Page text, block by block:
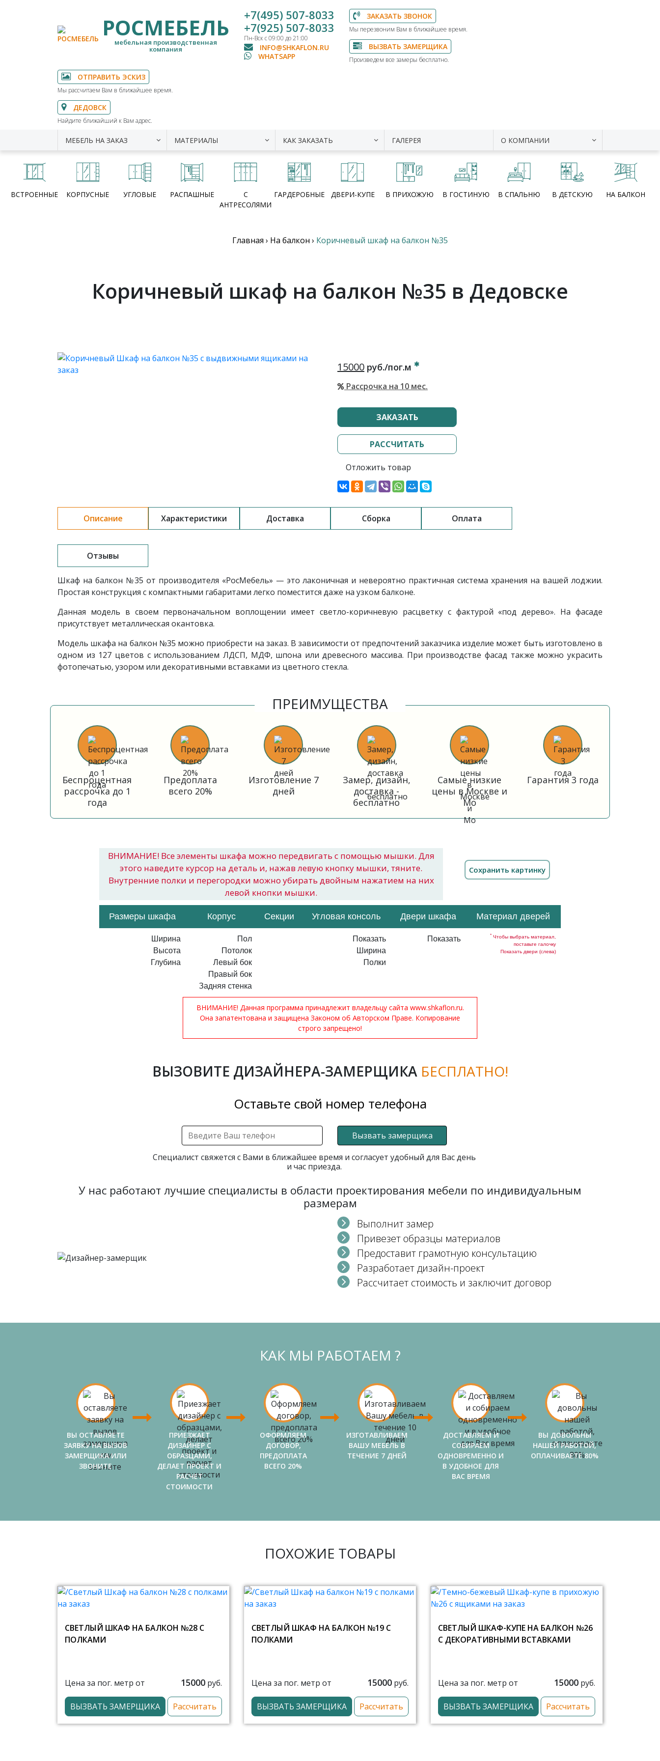
РОСМЕБЕЛЬ
мебельная производственная
компания
+7(495) 507-8033
+7(925) 507-8033
Пн-Вск с 09:00 до 21:00
INFO@SHKAFLON.RU
WHATSAPP
ЗАКАЗАТЬ ЗВОНОК
Мы перезвоним Вам в ближайшее время.
ВЫЗВАТЬ ЗАМЕРЩИКА
Произведем все замеры бесплатно.
ОТПРАВИТЬ ЭСКИЗ
Мы рассчитаем Вам в ближайшее время.
ДЕДОВСК
Найдите ближайший к Вам адрес.
МЕБЕЛЬ НА ЗАКАЗ МАТЕРИАЛЫ КАК ЗАКАЗАТЬ ГАЛЕРЕЯ О КОМПАНИИ
ВСТРОЕННЫЕ КОРПУСНЫЕ УГЛОВЫЕ РАСПАШНЫЕ
С
АНТРЕСОЛЯМИ
ГАРДЕРОБНЫЕ ДВЕРИ-КУПЕ В ПРИХОЖУЮ В ГОСТИНУЮ В СПАЛЬНЮ В ДЕТСКУЮ НА БАЛКОН
Главная › На балкон › Коричневый шкаф на балкон №35
Коричневый шкаф на балкон №35 в Дедовске
15000 руб./пог.м
Рассрочка на 10 мес.
ЗАКАЗАТЬ
РАССЧИТАТЬ
Отложить товар
Описание Характеристики Доставка Сборка Оплата
Отзывы
Шкаф на балкон №35 от производителя «РосМебель» — это лаконичная и невероятно практичная система хранения на вашей лоджии.
Простая конструкция с компактными габаритами легко поместится даже на узком балконе.
Данная модель в своем первоначальном воплощении имеет светло-коричневую расцветку с фактурой «под дерево». На фасаде
присутствует металлическая окантовка.
Модель шкафа на балкон №35 можно приобрести на заказ. В зависимости от предпочтений заказчика изделие может быть изготовлено в
одном из 127 цветов с использованием ЛДСП, МДФ, шпона или древесного массива. При производстве фасад также можно украсить
фотопечатью, узором или декоративными вставками из цветного стекла.
ПРЕИМУЩЕСТВА
Беспроцентная
рассрочка до 1
года
Предоплата
всего 20%
Изготовление 7
дней
Замер, дизайн,
доставка -
бесплатно
Самые низкие
цены в Москве и
Мо
Гарантия 3 года
ВНИМАНИЕ! Все элементы шкафа можно передвигать с помощью мышки. Для
этого наведите курсор на деталь и, нажав левую кнопку мышки, тяните.
Внутренние полки и перегородки можно убирать двойным нажатием на них
левой кнопки мышки.
Размеры шкафа Корпус Секции Угловая консоль Двери шкафа Материал дверей
Ширина
Высота
Глубина
Пол
Потолок
Левый бок
Правый бок
Задняя стенка
Показать
Ширина
Полки
Показать * Чтобы выбрать материал,
поставьте галочку
Показать двери (слева)
ВНИМАНИЕ! Данная программа принадлежит владельцу сайта www.shkaflon.ru.
Она запатентована и защищена Законом об Авторском Праве. Копирование
строго запрещено!
ВЫЗОВИТЕ ДИЗАЙНЕРА-ЗАМЕРЩИКА БЕСПЛАТНО!
Оставьте свой номер телефона
Вызвать замерщика
Специалист свяжется с Вами в ближайшее время и согласует удобный для Вас день
и час приезда.
У нас работают лучшие специалисты в области проектирования мебели по индивидуальным
размерам
Выполнит замер
Привезет образцы материалов
Предоставит грамотную консультацию
Разработает дизайн-проект
Рассчитает стоимость и заключит договор
КАК МЫ РАБОТАЕМ ?
ВЫ ОСТАВЛЯЕТЕ
ЗАЯВКУ НА ВЫЗОВ
ЗАМЕРЩИКА ИЛИ
ЗВОНИТЕ
ПРИЕЗЖАЕТ
ДИЗАЙНЕР С
ОБРАЗЦАМИ,
ДЕЛАЕТ ПРОЕКТ И
РАСЧЕТ
СТОИМОСТИ
ОФОРМЛЯЕМ
ДОГОВОР,
ПРЕДОПЛАТА
ВСЕГО 20%
ИЗГОТАВЛИВАЕМ
ВАШУ МЕБЕЛЬ В
ТЕЧЕНИЕ 7 ДНЕЙ
ДОСТАВЛЯЕМ И
СОБИРАЕМ
ОДНОВРЕМЕННО И
В УДОБНОЕ ДЛЯ
ВАС ВРЕМЯ
ВЫ ДОВОЛЬНЫ
НАШЕЙ РАБОТОЙ,
ОПЛАЧИВАЕТЕ 80%
ПОХОЖИЕ ТОВАРЫ
СВЕТЛЫЙ ШКАФ НА БАЛКОН №28 С
ПОЛКАМИ
Цена за пог. метр от 15000 руб.
ВЫЗВАТЬ ЗАМЕРЩИКА Рассчитать
СВЕТЛЫЙ ШКАФ НА БАЛКОН №19 С
ПОЛКАМИ
Цена за пог. метр от 15000 руб.
ВЫЗВАТЬ ЗАМЕРЩИКА Рассчитать
СВЕТЛЫЙ ШКАФ-КУПЕ НА БАЛКОН №26
С ДЕКОРАТИВНЫМИ ВСТАВКАМИ
Цена за пог. метр от 15000 руб.
ВЫЗВАТЬ ЗАМЕРЩИКА Рассчитать